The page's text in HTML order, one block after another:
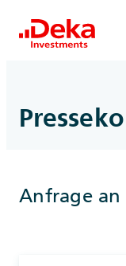
Anfrage an